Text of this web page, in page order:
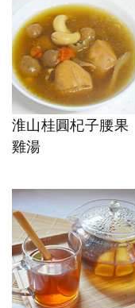
淮山桂圓杞子腰果
雞湯